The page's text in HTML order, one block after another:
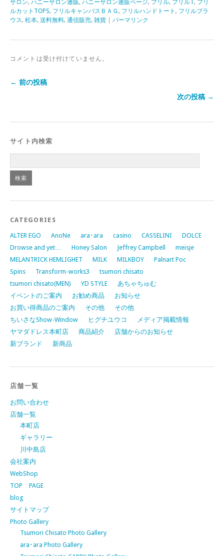
サロン, ハニーサロン通販, ハニーサロン通販ページ, フリル, フリルT , フリ
ルカットTOPS, フリルキャンバスＢＡＧ, フリルハンドトート , フリルブラ
ウス, 松本, 送料無料, 通信販売, 雑貨 パーマリンク
コメントは受け付けていません。
← 前の投稿
次の投稿 →
サイト内検索
CATEGORIES
ALTER EGO AnoNe ara･ara casino CASSELINI
DOLCE
Drowse and yet…
Honey Salon Jeffrey Campbell
meisje
MELANTRICK HEMLIGHET
MILK MILKBOY
Palnart Poc
Spins
Transform-works3
tsumori chisato
tsumori chisato(MEN)
YD STYLE
あちゃちゅむ
イベントのご案内
お勧め商品
お知らせ
お買い得商品のご案内
その他
その他
ちいさなShow-Window
ヒグチユウコ
メディア掲載情報
ヤマダドレス本町店
商品紹介
店舗からのお知らせ
新ブランド
新商品
店舗一覧
お問い合わせ
店舗一覧
本町店
ギャラリー
川中島店
会社案内
WebShop
TOP PAGE
blog
サイトマップ
Photo Gallery
Tsumori Chisato Photo Gallery
ara･ara Photo Gallery